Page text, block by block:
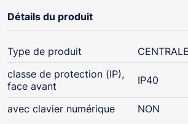
Détails du produit
Type de produit
CENTRALE
classe de protection (IP),
face avant
IP40
avec clavier numérique
NON